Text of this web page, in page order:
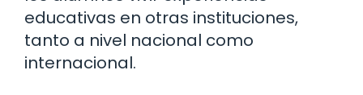
educativas en otras instituciones,
tanto a nivel nacional como
internacional.